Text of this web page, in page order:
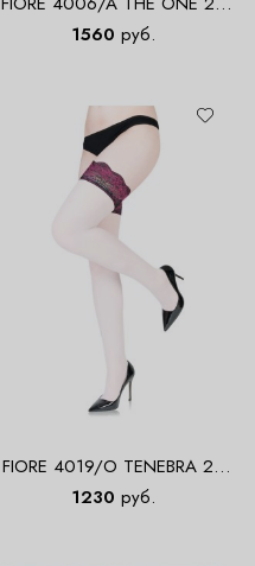
DEN Чулки
1560 руб.
FIORE 4019/O TENEBRA 20
DEN Чулки
1230 руб.